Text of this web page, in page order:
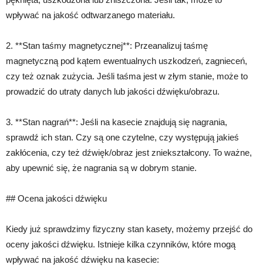
wpływać na jakość odtwarzanego materiału.
2. **Stan taśmy magnetycznej**: Przeanalizuj taśmę
magnetyczną pod kątem ewentualnych uszkodzeń, zagnieceń,
czy też oznak zużycia. Jeśli taśma jest w złym stanie, może to
prowadzić do utraty danych lub jakości dźwięku/obrazu.
3. **Stan nagrań**: Jeśli na kasecie znajdują się nagrania,
sprawdź ich stan. Czy są one czytelne, czy występują jakieś
zakłócenia, czy też dźwięk/obraz jest zniekształcony. To ważne,
aby upewnić się, że nagrania są w dobrym stanie.
## Ocena jakości dźwięku
Kiedy już sprawdzimy fizyczny stan kasety, możemy przejść do
oceny jakości dźwięku. Istnieje kilka czynników, które mogą
wpływać na jakość dźwięku na kasecie: